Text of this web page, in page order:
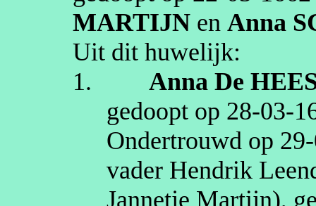
MARTIJN enAnna
Uit dit huwelijk:
1.
Anna De
gedoopt op
Ondertrouwd op
vader Hendrik
Jannetje Martijn),